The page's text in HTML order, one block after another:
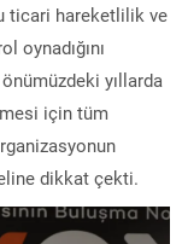
ticari hareketlilik ve
oynadığını
önümüzdeki yıllarda
için tüm
dikkat çekti.